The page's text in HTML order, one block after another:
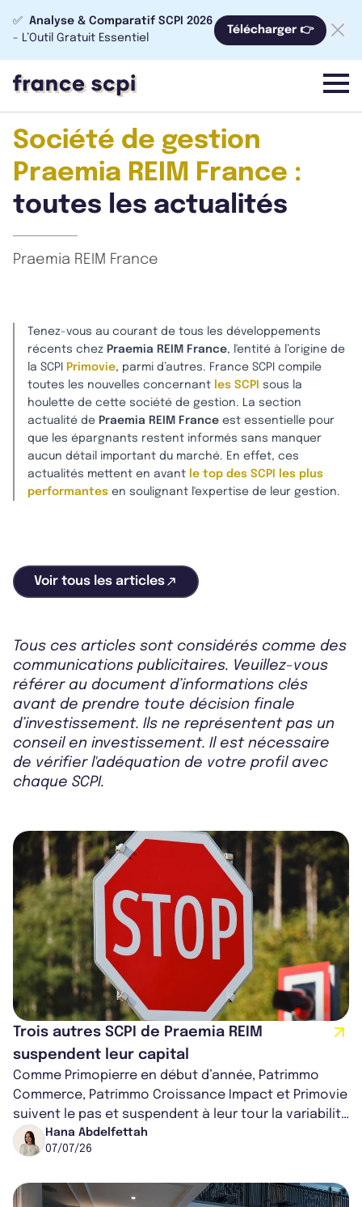
✅ Analyse & Comparatif SCPI 2026
- L’Outil Gratuit Essentiel
Télécharger 👉
menu
Société de gestion
Praemia REIM France :
toutes les actualités
Praemia REIM France
Tenez-vous au courant de tous les développements
récents chez Praemia REIM France, l'entité à l’origine de
la SCPI
Primovie, parmi d’autres. France SCPI compile
toutes les nouvelles concernant les SCPI
sous la
houlette de cette société de gestion. La section
actualité de Praemia REIM France est essentielle pour
que les épargnants restent informés sans manquer
aucun détail important du marché. En effet, ces
actualités mettent en avant le top des SCPI les plus
performantes en soulignant l'expertise de leur gestion.
Voir tous les articles
Tous ces articles sont considérés comme des
communications publicitaires. Veuillez-vous
référer au document d’informations clés
avant de prendre toute décision finale
d’investissement. Ils ne représentent pas un
conseil en investissement. Il est nécessaire
de vérifier l'adéquation de votre profil avec
chaque SCPI.
Trois autres SCPI de Praemia REIM
suspendent leur capital
Comme Primopierre en début d’année, Patrimmo
Commerce, Patrimmo Croissance Impact et Primovie
suivent le pas et suspendent à leur tour la variabilité
de leur capital. Une décision...
Hana Abdelfettah
07/07/26